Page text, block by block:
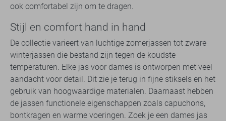
ook comfortabel zijn om te dragen.
Stijl en comfort hand in hand
De collectie varieert van luchtige zomerjassen tot zware
winterjassen die bestand zijn tegen de koudste
temperaturen. Elke jas voor dames is ontworpen met veel
aandacht voor detail. Dit zie je terug in fijne stiksels en het
gebruik van hoogwaardige materialen. Daarnaast hebben
de jassen functionele eigenschappen zoals capuchons,
bontkragen en warme voeringen. Zoek je een dames jas